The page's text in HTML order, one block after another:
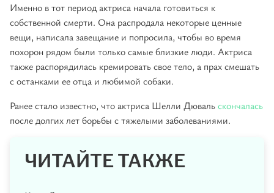
Именно в тот период актриса начала готовиться к
собственной смерти. Она распродала некоторые ценные
вещи, написала завещание и попросила, чтобы во время
похорон рядом были только самые близкие люди. Актриса
также распорядилась кремировать свое тело, а прах смешать
с останками ее отца и любимой собаки.
Ранее стало известно, что актриса Шелли Дювальскончалась
после долгих лет борьбы с тяжелыми заболеваниями.
ЧИТАЙТЕ ТАКЖЕ